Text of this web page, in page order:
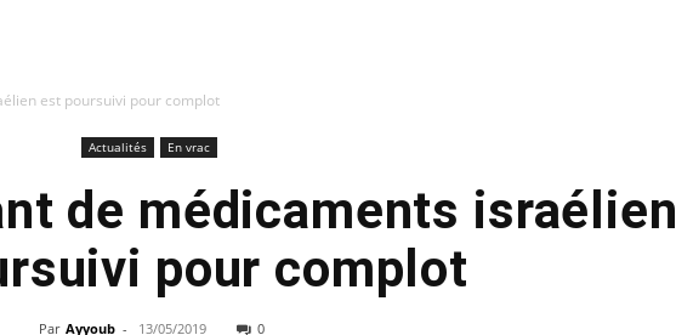
est poursuivi pour complot
Actualités En vrac
de médicaments israélien
pour complot
Par Ayyoub - 13/05/2019 0